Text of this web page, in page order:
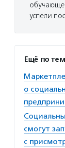
успели
Ещё по
о
смогут
с